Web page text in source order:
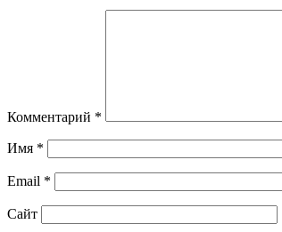
Комментарий *
Имя *
Email *
Сайт